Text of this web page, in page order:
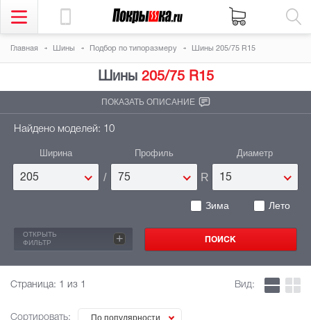
Главная Шины Подбор по типоразмеру Шины 205/75 R15
Шины 205/75 R15
ПОКАЗАТЬ ОПИСАНИЕ
Найдено моделей: 10
Ширина
205 /
Профиль
75 R
Диаметр
15
Зима Лето
ОТКРЫТЬ
ФИЛЬТР
+
Страница: 1 из 1
Сортировать: По популярности
Вид: